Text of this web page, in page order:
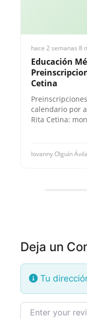
hace 2 semanas·8
Educación
Cetina
calendario por
Rita Cetina:
Iovanny Olguín Ávila
Deja un
Tu
Texto de la reseña